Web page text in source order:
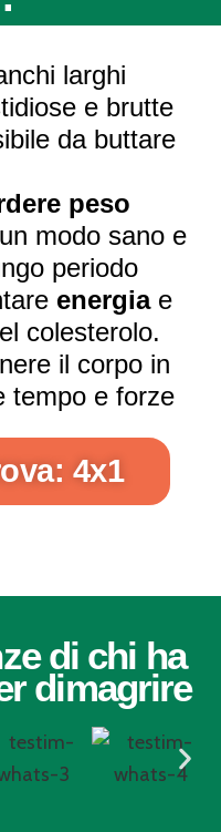
larghi
e brutte
da buttare
peso
modo sano e
periodo
energiae
colesterolo.
il corpo in
tempo e forze
4x1
di chi ha
dimagrire